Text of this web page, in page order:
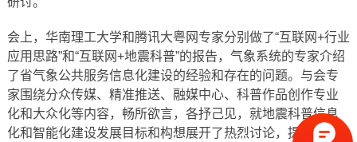
会上，华南理工大学和腾讯大粤网专家分别做了“互联网+行业
应用思路”和“互联网+地震科普”的报告，气象系统的专家介绍
了省气象公共服务信息化建设的经验和存在的问题。与会专
家围绕分众传媒、精准推送、融媒中心、科普作品创作专业
化和大众化等内容，畅所欲言，各抒己见，就地震科普信息
化和智能化建设发展目标和构想展开了热烈讨论，提出了互